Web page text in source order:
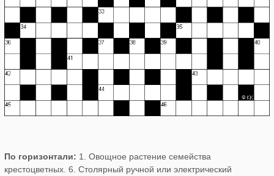
По горизонтали: 1. Овощное растение семейства
крестоцветных. 6. Столярный ручной или электрический